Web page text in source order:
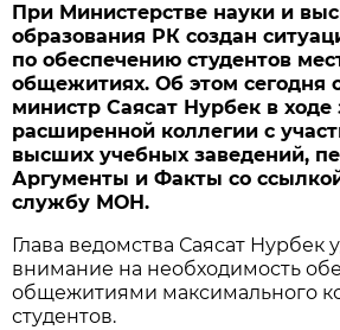
При Министерстве науки и
образования РК создан
по обеспечению студентов
общежитиях. Об этом сегодня
министр Саясат Нурбек в ходе
расширенной коллегии с
высших учебных заведений,
Аргументы и Факты со
службу МОН.
Глава ведомства Саясат Нурбек
внимание на необходимость
общежитиями максимального
студентов.